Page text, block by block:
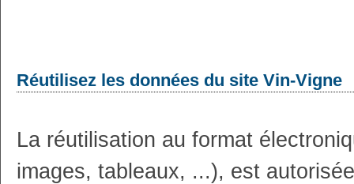
Réutilisez les données du site Vin-Vigne
La réutilisation au format
images, tableaux, ...), est